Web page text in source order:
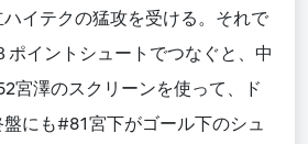
イテクの猛攻を受ける。それで
ポイントシュートでつなぐと、中
宮澤のスクリーンを使って、ド
にも#81宮下がゴール下のシュ